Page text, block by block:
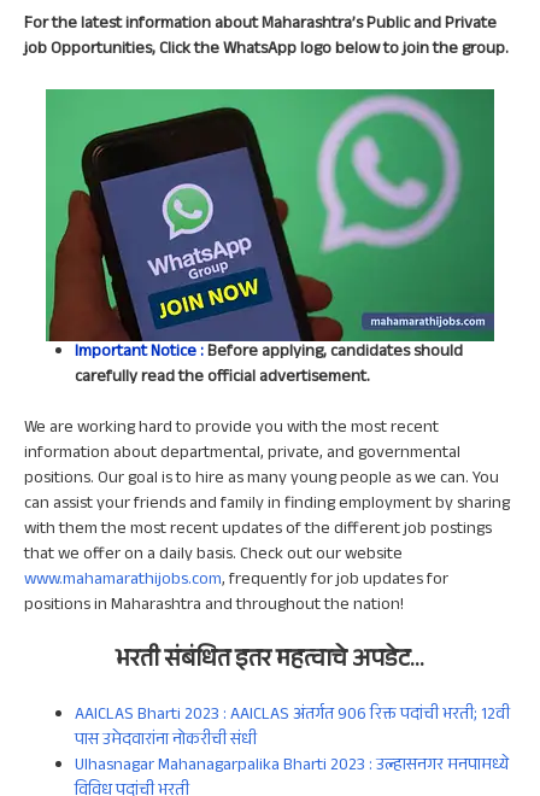
For the latest information about Maharashtra’s Public and Private
job Opportunities, Click the WhatsApp logo below to join the group.
Important Notice :Before applying, candidates should
carefully read the official advertisement.
We are working hard to provide you with the most recent
information about departmental, private, and governmental
positions. Our goal is to hire as many young people as we can. You
can assist your friends and family in finding employment by sharing
with them the most recent updates of the different job postings
that we offer on a daily basis. Check out our website
www.mahamarathijobs.com, frequently for job updates for
positions in Maharashtra and throughout the nation!
भरती संबंधित इतरमहत्वाचेअपडेट…
AAICLAS Bharti 2023 : AAICLAS अंतर्गत 906 रिक्त पदांची भरती; 12वी
पास उमेदवारांना नोकरीची संधी
Ulhasnagar Mahanagarpalika Bharti 2023 : उल्हासनगर मनपामध्ये